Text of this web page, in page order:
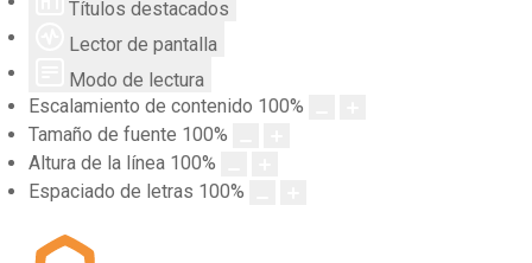
Títulos destacados
Lector de pantalla
Modo de lectura
Escalamiento de contenido 100%
Tamaño de fuente 100%
Altura de la línea 100%
Espaciado de letras 100%